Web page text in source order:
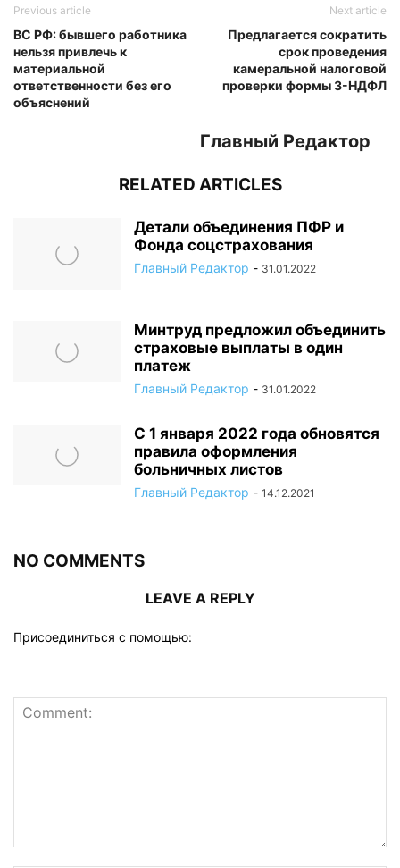
Previous article
ВС РФ: бывшего работника
нельзя привлечь к
материальной
ответственности без его
объяснений
Next article
Предлагается сократить
срок проведения
камеральной налоговой
проверки формы 3-НДФЛ
Главный Редактор
RELATED ARTICLES
Детали объединения ПФР и
Фонда соцстрахования
Главный Редактор - 31.01.2022
Минтруд предложил объединить
страховые выплаты в один
платеж
Главный Редактор - 31.01.2022
С 1 января 2022 года обновятся
правила оформления
больничных листов
Главный Редактор - 14.12.2021
NO COMMENTS
LEAVE A REPLY
Присоединиться с помощью: